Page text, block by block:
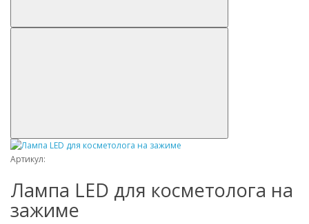
Артикул:
Лампа LED для косметолога на
зажиме